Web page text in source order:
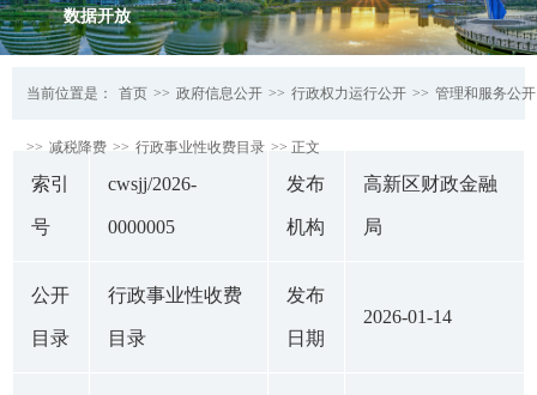
数据开放
当前位置是： 首页 >> 政府信息公开 >> 行政权力运行公开 >> 管理和服务公开
>> 减税降费 >> 行政事业性收费目录 >> 正文
索引
号
cwsjj/2026-
0000005
发布
机构
高新区财政金融
局
公开
目录
行政事业性收费
目录
发布
日期
2026-01-14